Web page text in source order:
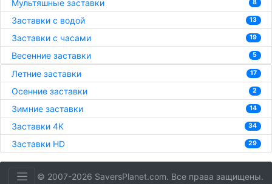
Мультяшные заставки 8
Заставки с водой 13
Заставки с часами 19
Весенние заставки 5
Летние заставки 17
Осенние заставки 2
Зимние заставки 14
Заставки 4K 34
Заставки HD 29
© 2007-2026 SaversPlanet.com. Все права защищены.